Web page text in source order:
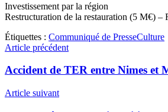
Investissement par la région
Restructuration de la restauration (5 M€) –
Étiquettes : Communiqué de PresseCulture
Article précédent
Accident de TER entre Nimes et
Article suivant